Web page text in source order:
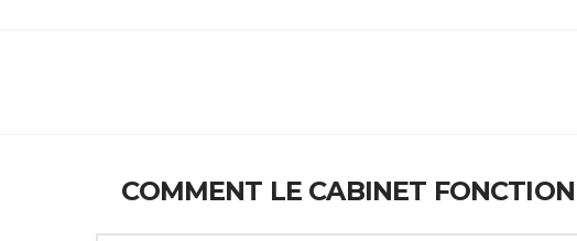
COMMENT LE CABINET